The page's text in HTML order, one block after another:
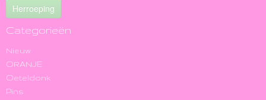
Herroeping
Categorieën
Nieuw
ORANJE
Oeteldonk
Pins